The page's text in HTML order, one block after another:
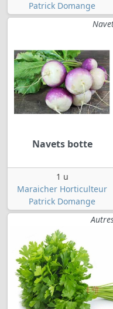
Patrick Domange
Navets botte
1 u
Maraicher Horticulteur
Patrick Domange